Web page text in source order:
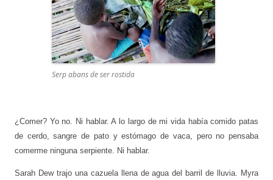
Serp abans de ser rostida
¿Comer? Yo no. Ni hablar. A lo largo de mi vida había comido patas
de cerdo, sangre de pato y estómago de vaca, pero no pensaba
comerme ninguna serpiente. Ni hablar.
Sarah Dew trajo una cazuela llena de agua del barril de lluvia. Myra